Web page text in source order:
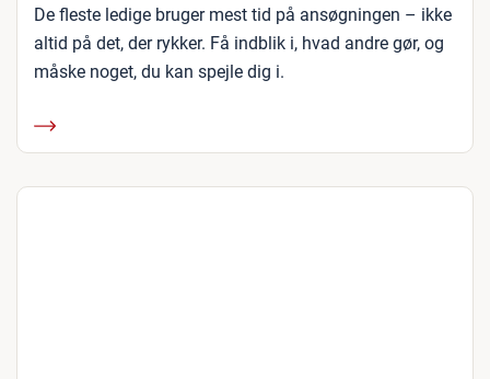
De fleste ledige bruger mest tid på ansøgningen – ikke
altid på det, der rykker. Få indblik i, hvad andre gør, og
måske noget, du kan spejle dig i.